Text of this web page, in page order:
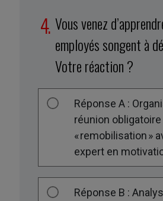
Vous venez
employés songent à
Votre réaction ?
Réponse A :
réunion obligatoire
« remobilisation »
expert en
Réponse B :